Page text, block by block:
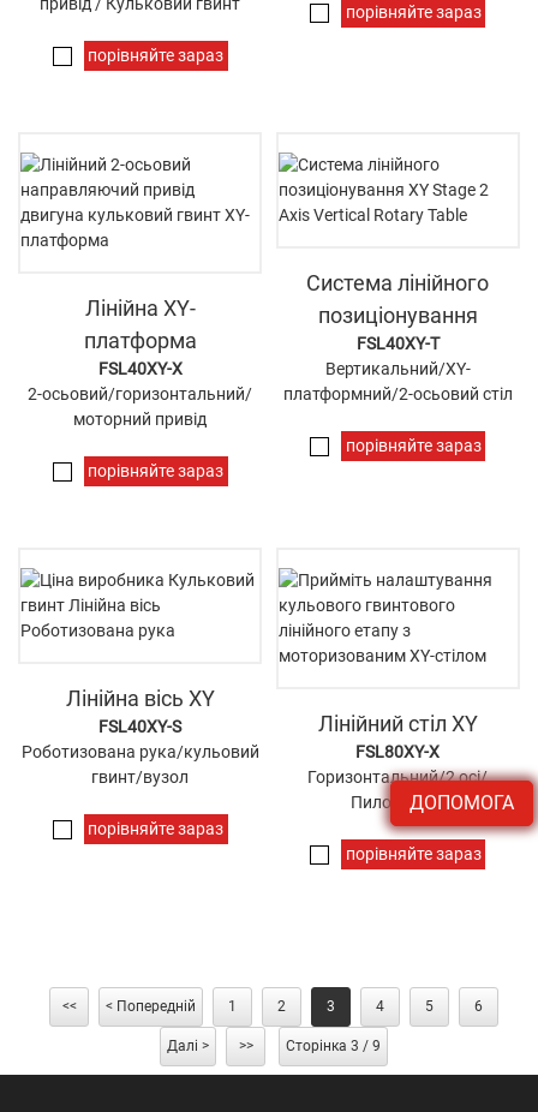
ДОПОМОГА
порівняйте зараз
порівняйте зараз
Лінійна XY-
платформа
FSL40XY-X
2-осьовий/горизонтальний/
моторний привід
порівняйте зараз
Система лінійного
позиціонування
FSL40XY-T
Вертикальний/XY-
платформний/2-осьовий стіл
порівняйте зараз
Лінійна вісь XY
FSL40XY-S
Роботизована рука/кульовий
гвинт/вузол
порівняйте зараз
Лінійний стіл XY
FSL80XY-X
Горизонтальний/2 осі/
Пилозахист
порівняйте зараз
<< < Попередній 1 2 3 4 5 6
Далі > >> Сторінка 3 / 9